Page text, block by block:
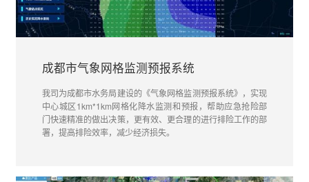
成都市气象网格监测预报系统
我司为成都市水务局建设的《气象网格监测预报系统》，实现
中心城区1km*1km网格化降水监测和预报，帮助应急抢险部
门快速精准的做出决策，更有效、更合理的进行排险工作的部
署，提高排险效率，减少经济损失。